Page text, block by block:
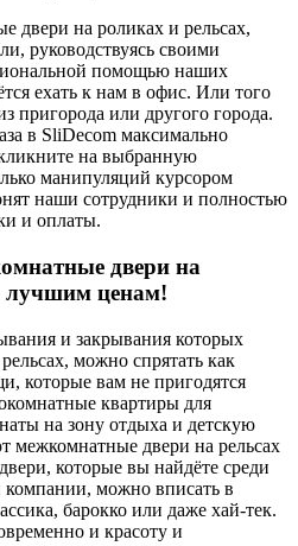
двери на роликах и рельсах,
руководствуясь своими
помощью наших
ехать к нам в офис. Или того
пригорода или другого города.
в SliDecom максимально
на выбранную
манипуляций курсором
наши сотрудники и полностью
и оплаты.
двери на
лучшим ценам!
и закрывания которых
можно спрятать как
которые вам не пригодятся
квартиры для
на зону отдыха и детскую
межкомнатные двери на рельсах
которые вы найдёте среди
компании, можно вписать в
барокко или даже хай-тек.
и красоту и